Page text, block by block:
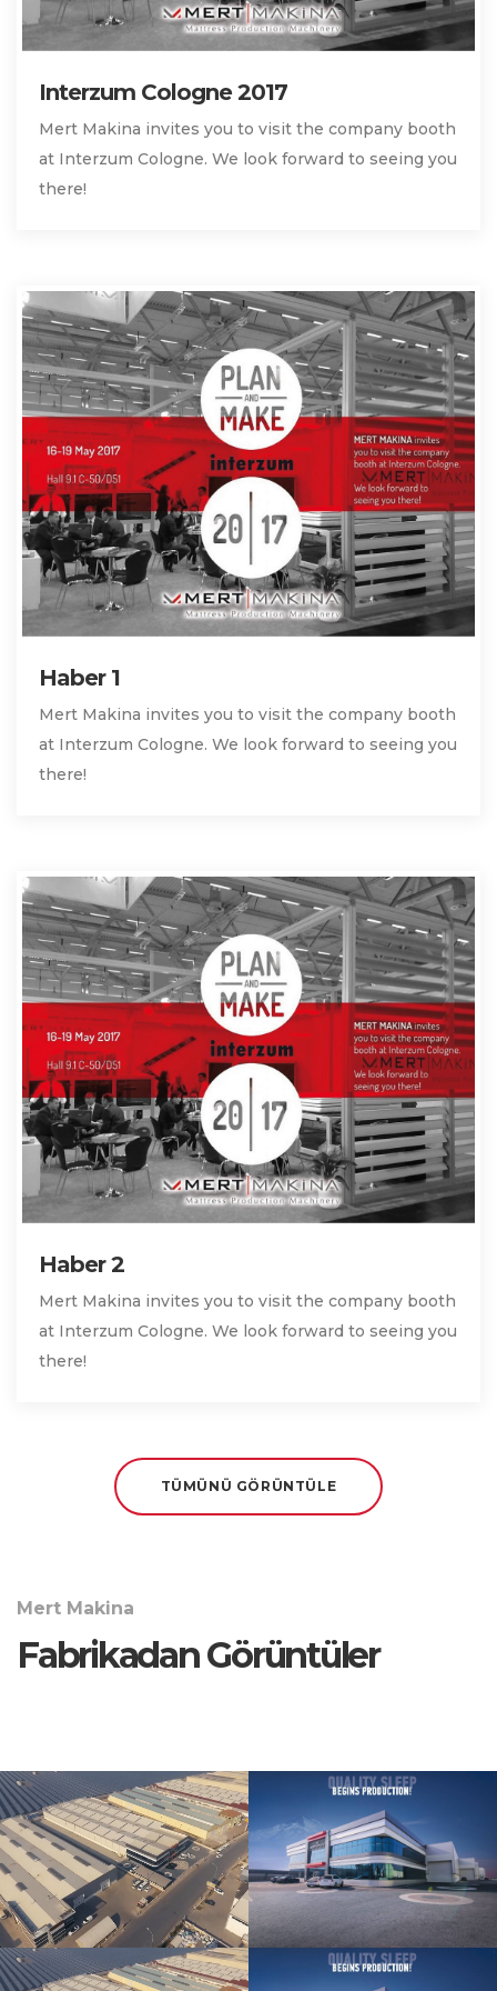
Interzum Cologne 2017
Mert Makina invites you to visit the company booth
at Interzum Cologne. We look forward to seeing you
there!
Haber 1
Mert Makina invites you to visit the company booth
at Interzum Cologne. We look forward to seeing you
there!
Haber 2
Mert Makina invites you to visit the company booth
at Interzum Cologne. We look forward to seeing you
there!
TÜMÜNÜ GÖRÜNTÜLE
Mert Makina
Fabrikadan Görüntüler